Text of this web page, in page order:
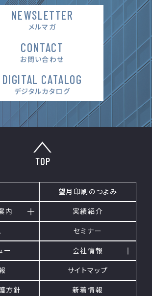
NEWSLETTER
メルマガ
CONTACT
お問い合わせ
DIGITAL CATALOG
デジタルカタログ
望月印刷のつよみ
内
実績紹介
セミナー
ー
会社情報
サイトマップ
方針
新着情報